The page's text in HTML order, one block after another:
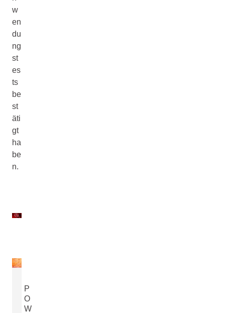
w
en
du
ng
st
es
ts
be
st
äti
gt
ha
be
n.
P
O
W